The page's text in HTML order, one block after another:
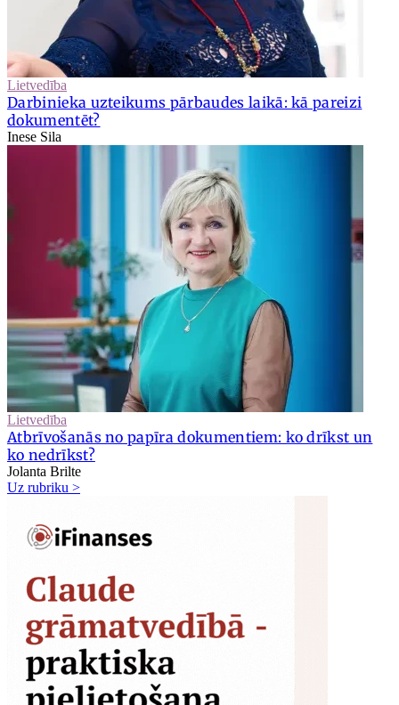
Lietvedība
Darbinieka uzteikums pārbaudes laikā: kā pareizi
dokumentēt?
Inese Sila
Lietvedība
Atbrīvošanās no papīra dokumentiem: ko drīkst un
ko nedrīkst?
Jolanta Brilte
Uz rubriku >